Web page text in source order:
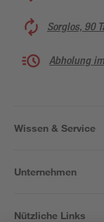
Sorglos, 90
Abholung
Wissen & Service
Unternehmen
Nützliche Links